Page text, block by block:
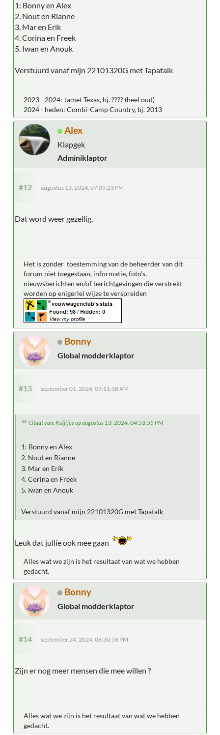
1: Bonny en Alex
2. Nout en Rianne
3. Mar en Erik
4. Corina en Freek
5. Iwan en Anouk
Verstuurd vanaf mijn 22101320G met Tapatalk
2023 - 2024: Jamet Texas, bj. ???? (heel oud)
2024 - heden: Combi-Camp Country, bj. 2013
Alex
Klapgek
Adminiklaptor
#12 augustus 13, 2024, 07:09:23 PM
Dat word weer gezellig.
Het is zonder toestemming van de beheerder van dit
forum niet toegestaan, informatie, foto's,
nieuwsberichten en/of berichtgevingen die verstrekt
worden op enigerlei wijze te verspreiden
Bonny
Global modderklaptor
#13 september 01, 2024, 09:11:38 AM
Citaat van: Kuijfjes op augustus 13, 2024, 04:53:55 PM
1: Bonny en Alex
2. Nout en Rianne
3. Mar en Erik
4. Corina en Freek
5. Iwan en Anouk
Verstuurd vanaf mijn 22101320G met Tapatalk
Leuk dat jullie ook mee gaan
Alles wat we zijn is het resultaat van wat we hebben
gedacht.
Bonny
Global modderklaptor
#14 september 24, 2024, 08:30:58 PM
Zijn er nog meer mensen die mee willen ?
Alles wat we zijn is het resultaat van wat we hebben
gedacht.